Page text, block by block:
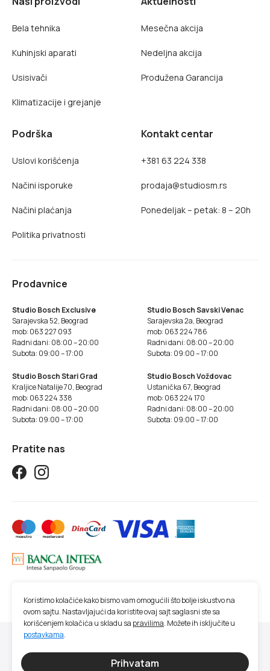
Bela tehnika
Kuhinjski aparati
Usisivači
Klimatizacije i grejanje
Mesečna akcija
Nedeljna akcija
Produžena Garancija
Podrška
Uslovi korišćenja
Načini isporuke
Načini plaćanja
Politika privatnosti
Kontakt centar
+381 63 224 338
prodaja@studiosm.rs
Ponedeljak – petak: 8 – 20h
Prodavnice
Studio Bosch Exclusive
Sarajevska 52, Beograd
mob: 063 227 093
Radni dani: 08:00 – 20:00
Subota: 09:00 – 17:00
Studio Bosch Savski Venac
Sarajevska 2a, Beograd
mob: 063 224 786
Radni dani: 08:00 – 20:00
Subota: 09:00 – 17:00
Studio Bosch Stari Grad
Kraljice Natalije 70, Beograd
mob: 063 224 338
Radni dani: 08:00 – 20:00
Subota: 09:00 – 17:00
Studio Bosch Voždovac
Ustanička 67, Beograd
mob: 063 224 170
Radni dani: 08:00 – 20:00
Subota: 09:00 – 17:00
Pratite nas
Sve cene na ovom sajtu iskazane su u dinarima. PDV je uračunat u cenu. Studio
Koristimo kolačiće kako bismo vam omogućili što bolje iskustvo na
ovom sajtu. Nastavljajući da koristite ovaj sajt saglasni ste sa
korišćenjem kolačića u skladu sa pravilima. Možete ih isključite u
postavkama.
Prihvatam